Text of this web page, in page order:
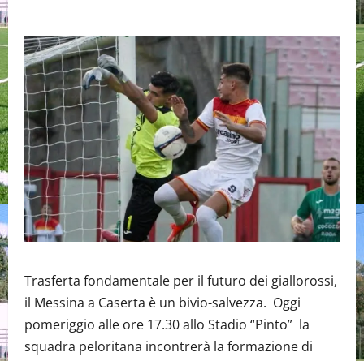
Trasferta fondamentale per il futuro dei giallorossi,
il Messina a Caserta è un bivio-salvezza. Oggi
pomeriggio alle ore 17.30 allo Stadio “Pinto” la
squadra peloritana incontrerà la formazione di